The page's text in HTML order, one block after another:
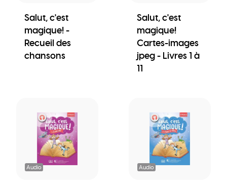
Salut, c'est
magique! -
Recueil des
chansons
Salut, c'est
magique!
Cartes-images
jpeg - Livres 1 à
11
Audio Audio